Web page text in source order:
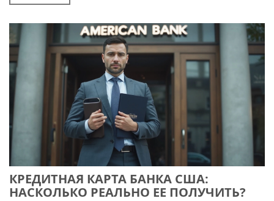
КРЕДИТНАЯ КАРТА БАНКА США:
НАСКОЛЬКО РЕАЛЬНО ЕЕ ПОЛУЧИТЬ?